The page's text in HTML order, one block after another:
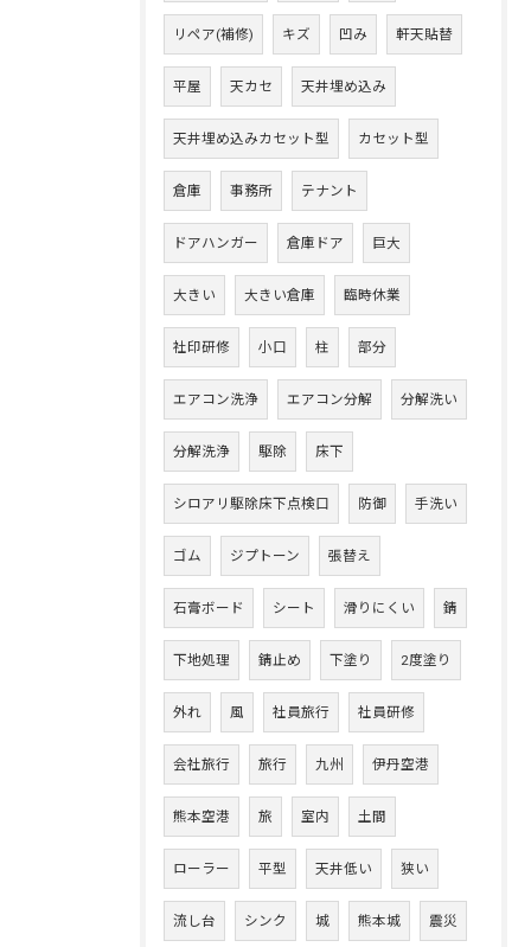
リペア(補修) キズ 凹み 軒天貼替
平屋 天カセ 天井埋め込み
天井埋め込みカセット型 カセット型
倉庫 事務所 テナント
ドアハンガー 倉庫ドア 巨大
大きい 大きい倉庫 臨時休業
社印研修 小口 柱 部分
エアコン洗浄 エアコン分解 分解洗い
分解洗浄 駆除 床下
シロアリ駆除床下点検口 防御 手洗い
ゴム ジプトーン 張替え
石膏ボード シート 滑りにくい 錆
下地処理 錆止め 下塗り 2度塗り
外れ 風 社員旅行 社員研修
会社旅行 旅行 九州 伊丹空港
熊本空港 旅 室内 土間
ローラー 平型 天井低い 狭い
流し台 シンク 城 熊本城 震災